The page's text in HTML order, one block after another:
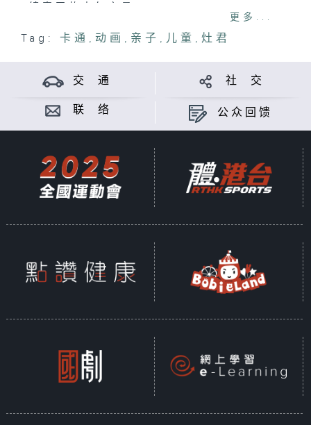
更多...
Tag: 卡通 ,动画 , 亲子 , 儿童 ,灶君
交 通 社 交
联 络 公众回馈